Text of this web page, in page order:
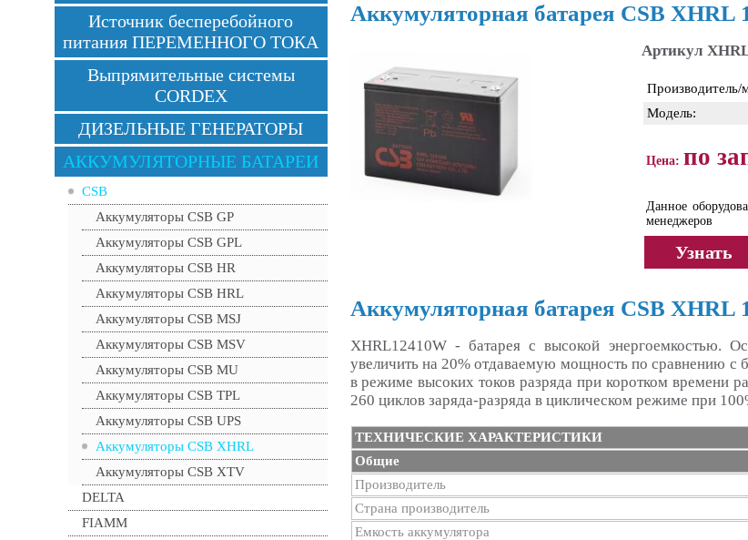
Аккумуляторная батарея CSB XHRL
Артикул
Производитель/
Модель:
Цена: по
Данное
менеджеров
Узнать
Аккумуляторная батарея CSB XHRL
XHRL12410W - батарея с высокой энергоемкостью.
увеличить на 20% отдаваемую мощность по сравнению с
в режиме высоких токов разряда при коротком времени
260 циклов заряда-разряда в циклическом режиме при
ТЕХНИЧЕСКИЕ ХАРАКТЕРИСТИКИ
Общие
Производитель
Страна производитель
Емкость аккумулятора
Источник бесперебойного
питания ПЕРЕМЕННОГО ТОКА
Выпрямительные системы
CORDEX
ДИЗЕЛЬНЫЕ ГЕНЕРАТОРЫ
АККУМУЛЯТОРНЫЕ БАТАРЕИ
CSB
Аккумуляторы CSB GP
Аккумуляторы CSB GPL
Аккумуляторы CSB HR
Аккумуляторы CSB HRL
Аккумуляторы CSB MSJ
Аккумуляторы CSB MSV
Аккумуляторы CSB MU
Аккумуляторы CSB TPL
Аккумуляторы CSB UPS
Аккумуляторы CSB XHRL
Аккумуляторы CSB XTV
DELTA
FIAMM